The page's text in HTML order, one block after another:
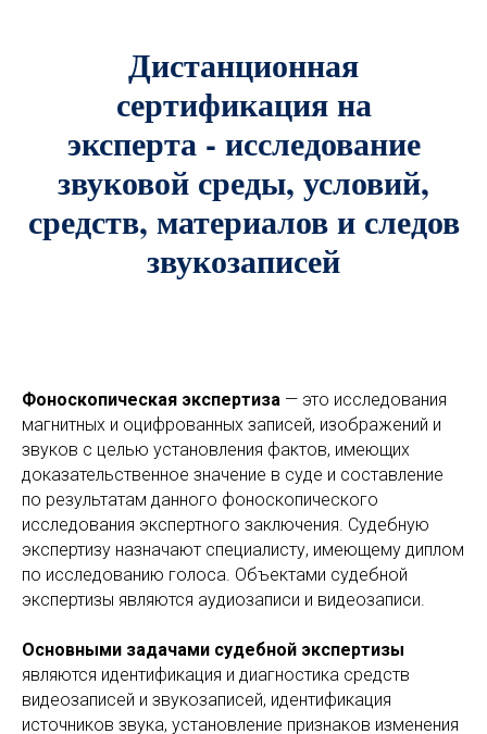
Дистанционная
сертификация на
эксперта - исследование
звуковой среды, условий,
средств, материалов и следов
звукозаписей
Фоноскопическая экспертиза — это исследования
магнитных и оцифрованных записей, изображений и
звуков с целью установления фактов, имеющих
доказательственное значение в суде и составление
по результатам данного фоноскопического
исследования экспертного заключения. Судебную
экспертизу назначают специалисту, имеющему диплом
по исследованию голоса. Объектами судебной
экспертизы являются аудиозаписи и видеозаписи.
Основными задачами судебной экспертизы
являются идентификация и диагностика средств
видеозаписей и звукозаписей, идентификация
источников звука, установление признаков изменения